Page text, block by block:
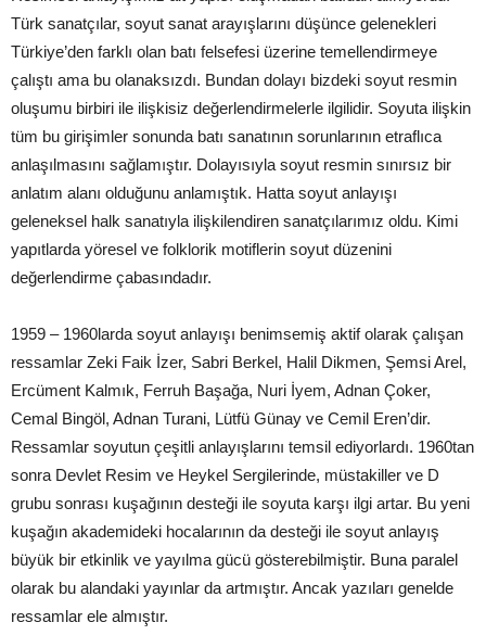
Türk sanatçılar, soyut sanat arayışlarını düşünce gelenekleri
Türkiye’den farklı olan batı felsefesi üzerine temellendirmeye
çalıştı ama bu olanaksızdı. Bundan dolayı bizdeki soyut resmin
oluşumu birbiri ile ilişkisiz değerlendirmelerle ilgilidir. Soyuta ilişkin
tüm bu girişimler sonunda batı sanatının sorunlarının etraflıca
anlaşılmasını sağlamıştır. Dolayısıyla soyut resmin sınırsız bir
anlatım alanı olduğunu anlamıştık. Hatta soyut anlayışı
geleneksel halk sanatıyla ilişkilendiren sanatçılarımız oldu. Kimi
yapıtlarda yöresel ve folklorik motiflerin soyut düzenini
değerlendirme çabasındadır.
1959 – 1960larda soyut anlayışı benimsemiş aktif olarak çalışan
ressamlar Zeki Faik İzer, Sabri Berkel, Halil Dikmen, Şemsi Arel,
Ercüment Kalmık, Ferruh Başağa, Nuri İyem, Adnan Çoker,
Cemal Bingöl, Adnan Turani, Lütfü Günay ve Cemil Eren’dir.
Ressamlar soyutun çeşitli anlayışlarını temsil ediyorlardı. 1960tan
sonra Devlet Resim ve Heykel Sergilerinde, müstakiller ve D
grubu sonrası kuşağının desteği ile soyuta karşı ilgi artar. Bu yeni
kuşağın akademideki hocalarının da desteği ile soyut anlayış
büyük bir etkinlik ve yayılma gücü gösterebilmiştir. Buna paralel
olarak bu alandaki yayınlar da artmıştır. Ancak yazıları genelde
ressamlar ele almıştır.